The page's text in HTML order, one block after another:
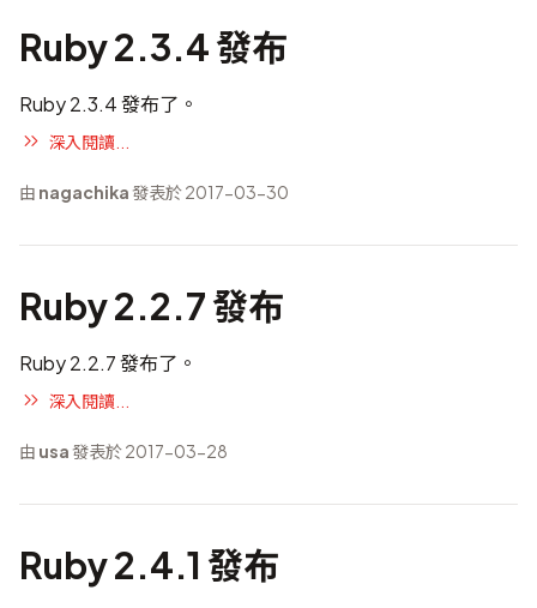
Ruby 2.3.4 發布
Ruby 2.3.4 發布了。
深入閱讀...
由 nagachika發表於 2017-03-30
Ruby 2.2.7 發布
Ruby 2.2.7 發布了。
深入閱讀...
由 usa發表於 2017-03-28
Ruby 2.4.1 發布